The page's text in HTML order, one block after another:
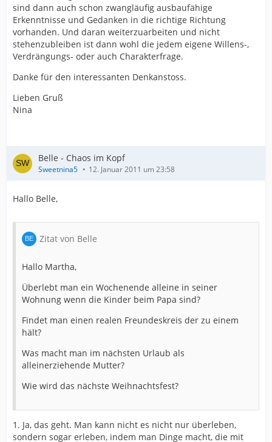
sind dann auch schon zwangläufig ausbaufähige
Erkenntnisse und Gedanken in die richtige Richtung
vorhanden. Und daran weiterzuarbeiten und nicht
stehenzubleiben ist dann wohl die jedem eigene Willens-,
Verdrängungs- oder auch Charakterfrage.
Danke für den interessanten Denkanstoss.
Lieben Gruß
Nina
Belle - Chaos im Kopf
Sweetnina5 12. Januar 2011 um 23:58
Hallo Belle,
Zitat von Belle
Hallo Martha,
Überlebt man ein Wochenende alleine in seiner
Wohnung wenn die Kinder beim Papa sind?
Findet man einen realen Freundeskreis der zu einem
hält?
Was macht man im nächsten Urlaub als
alleinerziehende Mutter?
Wie wird das nächste Weihnachtsfest?
1. Ja, das geht. Man kann nicht es nicht nur überleben,
sondern sogar erleben, indem man Dinge macht, die mit